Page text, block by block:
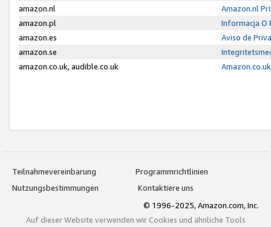
amazon.nl
Amazon.nl
amazon.pl
Informacja O
amazon.es
Aviso de
amazon.se
amazon.co.uk, audible.co.uk
Teilnahmevereinbarung
Programmrichtlinien
Nutzungsbestimmungen
Kontaktiere uns
© 1996-2025, Amazon.com, Inc.
Auf dieser Website verwenden wir Cookies und ähnliche Tools